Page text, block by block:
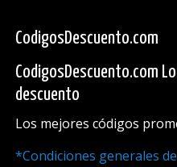
CodigosDescuento.com
CodigosDescuento.com
descuento
Los mejores códigos
*Condiciones generales